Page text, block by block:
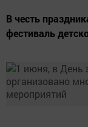
В честь
фестиваль